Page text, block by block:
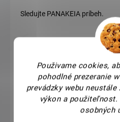
Použivame cookies,
pohodlné prezeranie
prevádzky webu
výkon a použiteľnost.
osobných
Sledujte PANAKEIA príbeh.